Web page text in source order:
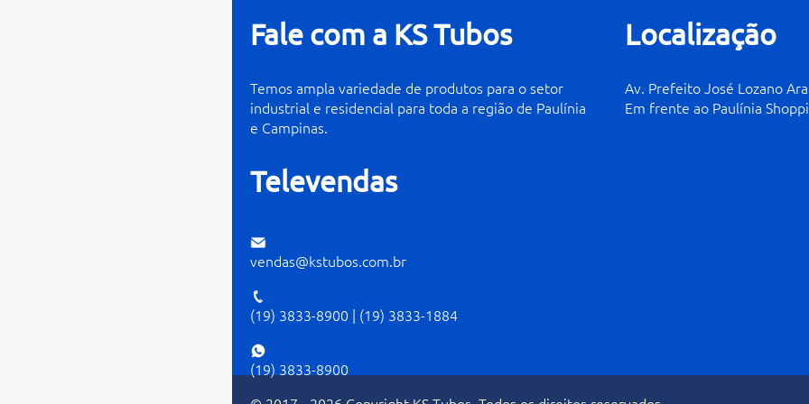
Fale com a KS Tubos
Temos ampla variedade de produtos para o setor
industrial e residencial para toda a região de Paulínia
e Campinas.
Televendas
vendas@kstubos.com.br
(19) 3833-8900 | (19) 3833-1884
(19) 3833-8900
Localização
Av. Prefeito José Lozano
Em frente ao Paulínia